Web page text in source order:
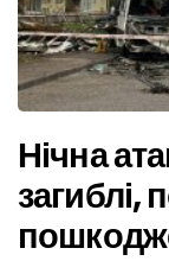
Нічна
загиблі,